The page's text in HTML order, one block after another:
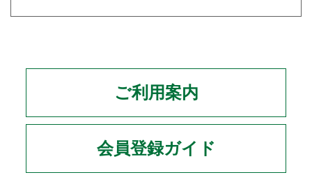
ご利用案内
会員登録ガイド